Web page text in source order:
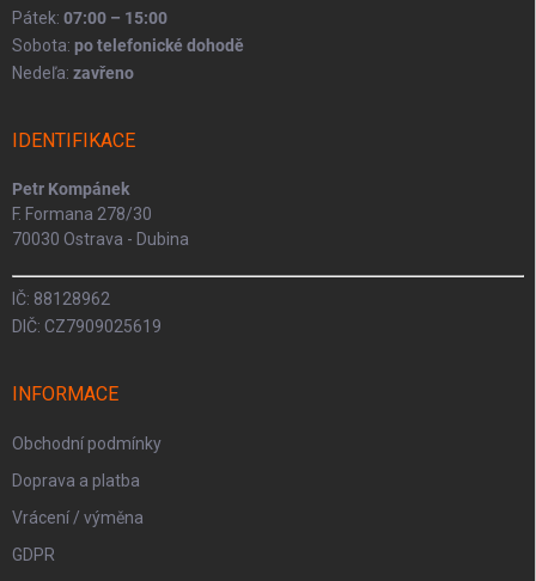
Pátek: 07:00 – 15:00
Sobota: po telefonické dohodě
Nedeľa: zavřeno
IDENTIFIKACE
Petr Kompánek
F. Formana 278/30
70030 Ostrava - Dubina
IČ: 88128962
DIČ: CZ7909025619
INFORMACE
Obchodní podmínky
Doprava a platba
Vrácení / výměna
GDPR